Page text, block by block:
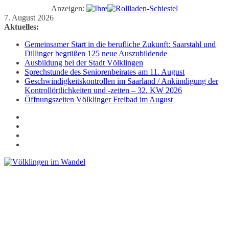
Anzeigen:
Zum
Inhalt
7. August 2026
Aktuelles:
Gemeinsamer Start in die berufliche Zukunft: Saarstahl und
Dillinger begrüßen 125 neue Auszubildende
Ausbildung bei der Stadt Völklingen
Sprechstunde des Seniorenbeirates am 11. August
Geschwindigkeitskontrollen im Saarland / Ankündigung der
Kontrollörtlichkeiten und -zeiten – 32. KW 2026
Öffnungszeiten Völklinger Freibad im August